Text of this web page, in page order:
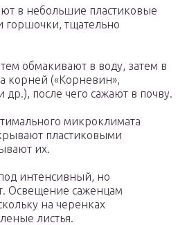
в небольшие пластиковые
горшочки, тщательно
обмакивают в воду, затем в
корней («Корневин»,
др.), после чего сажают в почву.
микроклимата
пластиковыми
их.
интенсивный, но
Освещение саженцам
на черенках
листья.